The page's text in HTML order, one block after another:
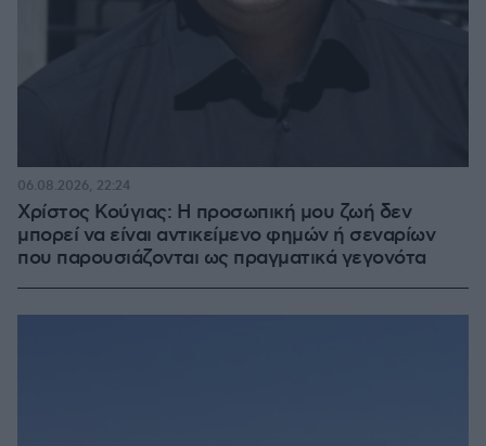
Χρίστος Κούγιας: Η προσωπική μου ζωή δεν
μπορεί να είναι αντικείμενο φημών ή σεναρίων
που παρουσιάζονται ως πραγματικά γεγονότα
06.08.2026, 22:24